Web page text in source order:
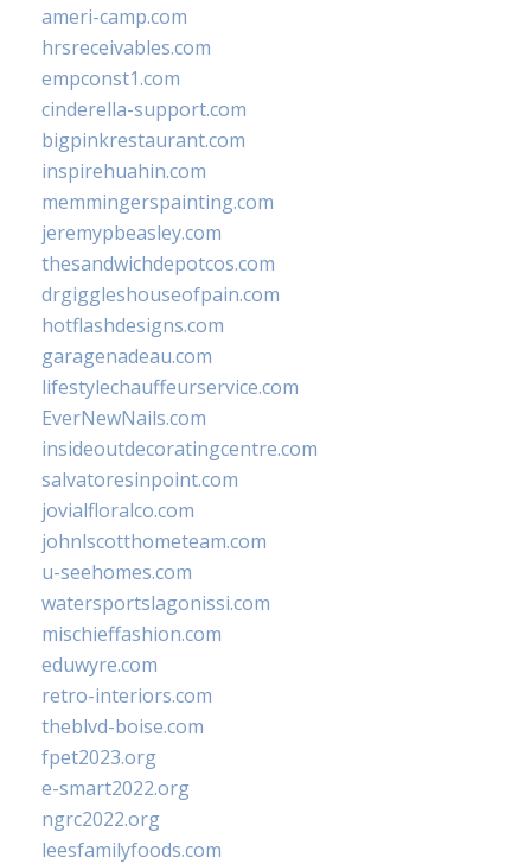
ameri-camp.com
hrsreceivables.com
empconst1.com
cinderella-support.com
bigpinkrestaurant.com
inspirehuahin.com
memmingerspainting.com
jeremypbeasley.com
thesandwichdepotcos.com
drgiggleshouseofpain.com
hotflashdesigns.com
garagenadeau.com
lifestylechauffeurservice.com
EverNewNails.com
insideoutdecoratingcentre.com
salvatoresinpoint.com
jovialfloralco.com
johnlscotthometeam.com
u-seehomes.com
watersportslagonissi.com
mischieffashion.com
eduwyre.com
retro-interiors.com
theblvd-boise.com
fpet2023.org
e-smart2022.org
ngrc2022.org
leesfamilyfoods.com